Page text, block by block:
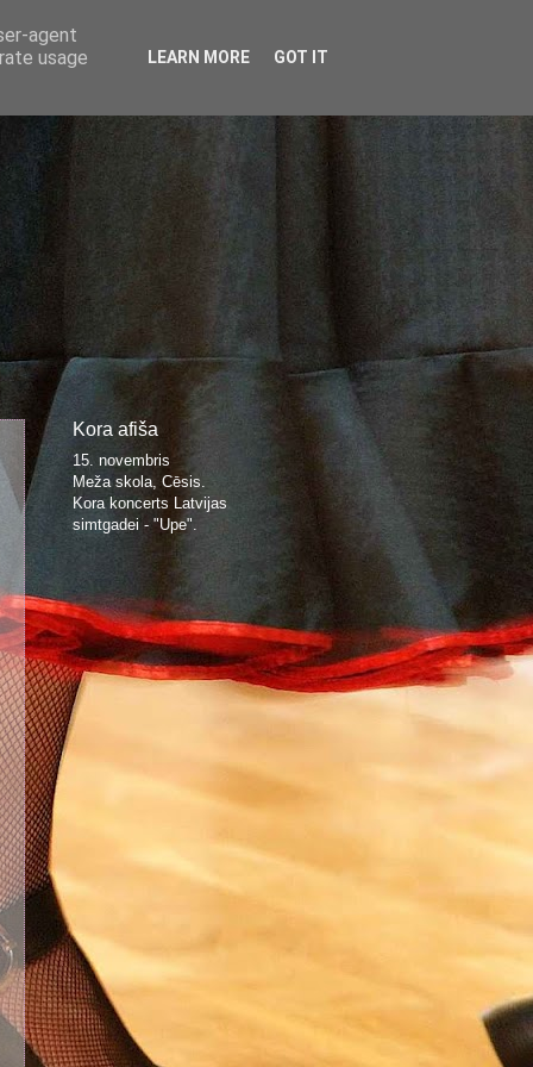
Kora afiša
15. novembris
Meža skola, Cēsis.
Kora koncerts Latvijas
simtgadei - "Upe".
agent
usage
LEARN MORE GOT IT